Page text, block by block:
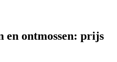
en ontmossen: prijs